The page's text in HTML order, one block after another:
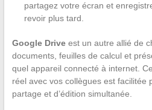
partagez votre écran et
revoir plus tard.
Google Driveest un autre allié de
documents, feuilles de calcul et
quel appareil connecté à internet.
réel avec vos collègues est facilitée
partage et d’édition simultanée.